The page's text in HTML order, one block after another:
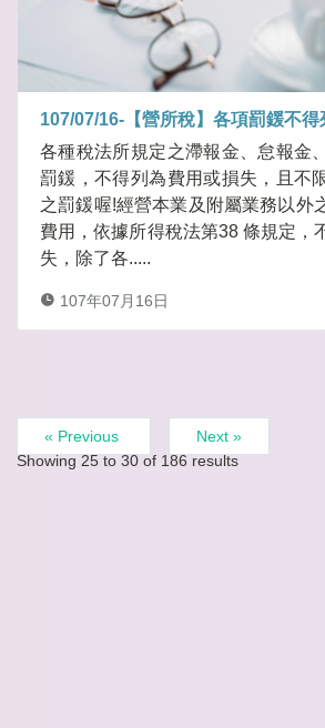
107/07/16-【營所稅】各項罰鍰不
各種稅法所規定之滯報金、怠報金
罰鍰，不得列為費用或損失，且不
之罰鍰喔!經營本業及附屬業務以外
費用，依據所得稅法第38 條規定，
失，除了各.....
107年07月16日
« Previous
Next »
Showing 25 to 30 of 186 results